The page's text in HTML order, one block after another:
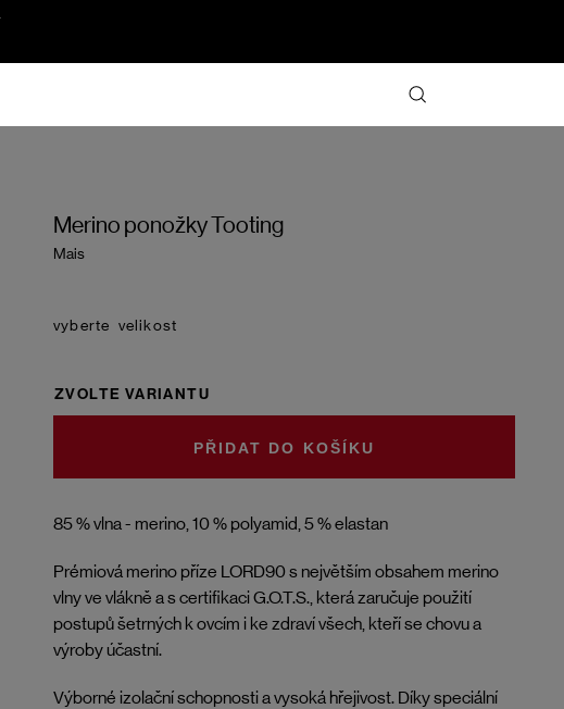
Merino ponožky Tooting
Mais
85 % vlna - merino, 10 % polyamid, 5 % elastan
Prémiová merino příze LORD90 s největším obsahem merino
vlny ve vlákně a s certifikaci G.O.T.S., která zaručuje použití
postupů šetrných k ovcím i ke zdraví všech, kteří se chovu a
výroby účastní.
Výborné izolační schopnosti a vysoká hřejivost. Díky speciální
velikost
ZVOLTE VARIANTU
DO KOŠÍKU